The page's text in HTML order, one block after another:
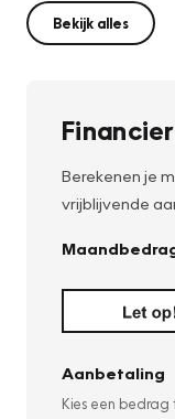
Bekijk alles
Berekenen je
vrijblijvende
Aanbetaling
Kies een bedrag